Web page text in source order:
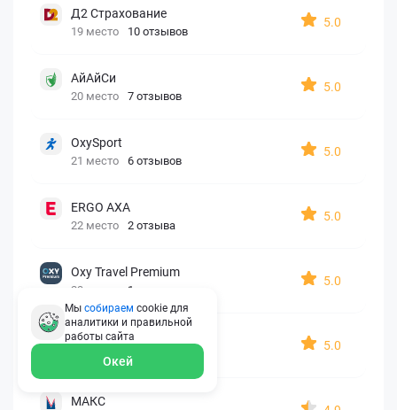
Д2 Страхование
19 место 10 отзывов
5.0
АйАйСи
20 место 7 отзывов
5.0
OxySport
21 место 6 отзывов
5.0
ERGO AXA
22 место 2 отзыва
5.0
Oxy Travel Premium
23 место 1 отзыв
5.0
УралСиб
24 место 1 отзыв
5.0
МАКС
Мы собираем cookie для
аналитики и правильной
работы сайта
Окей